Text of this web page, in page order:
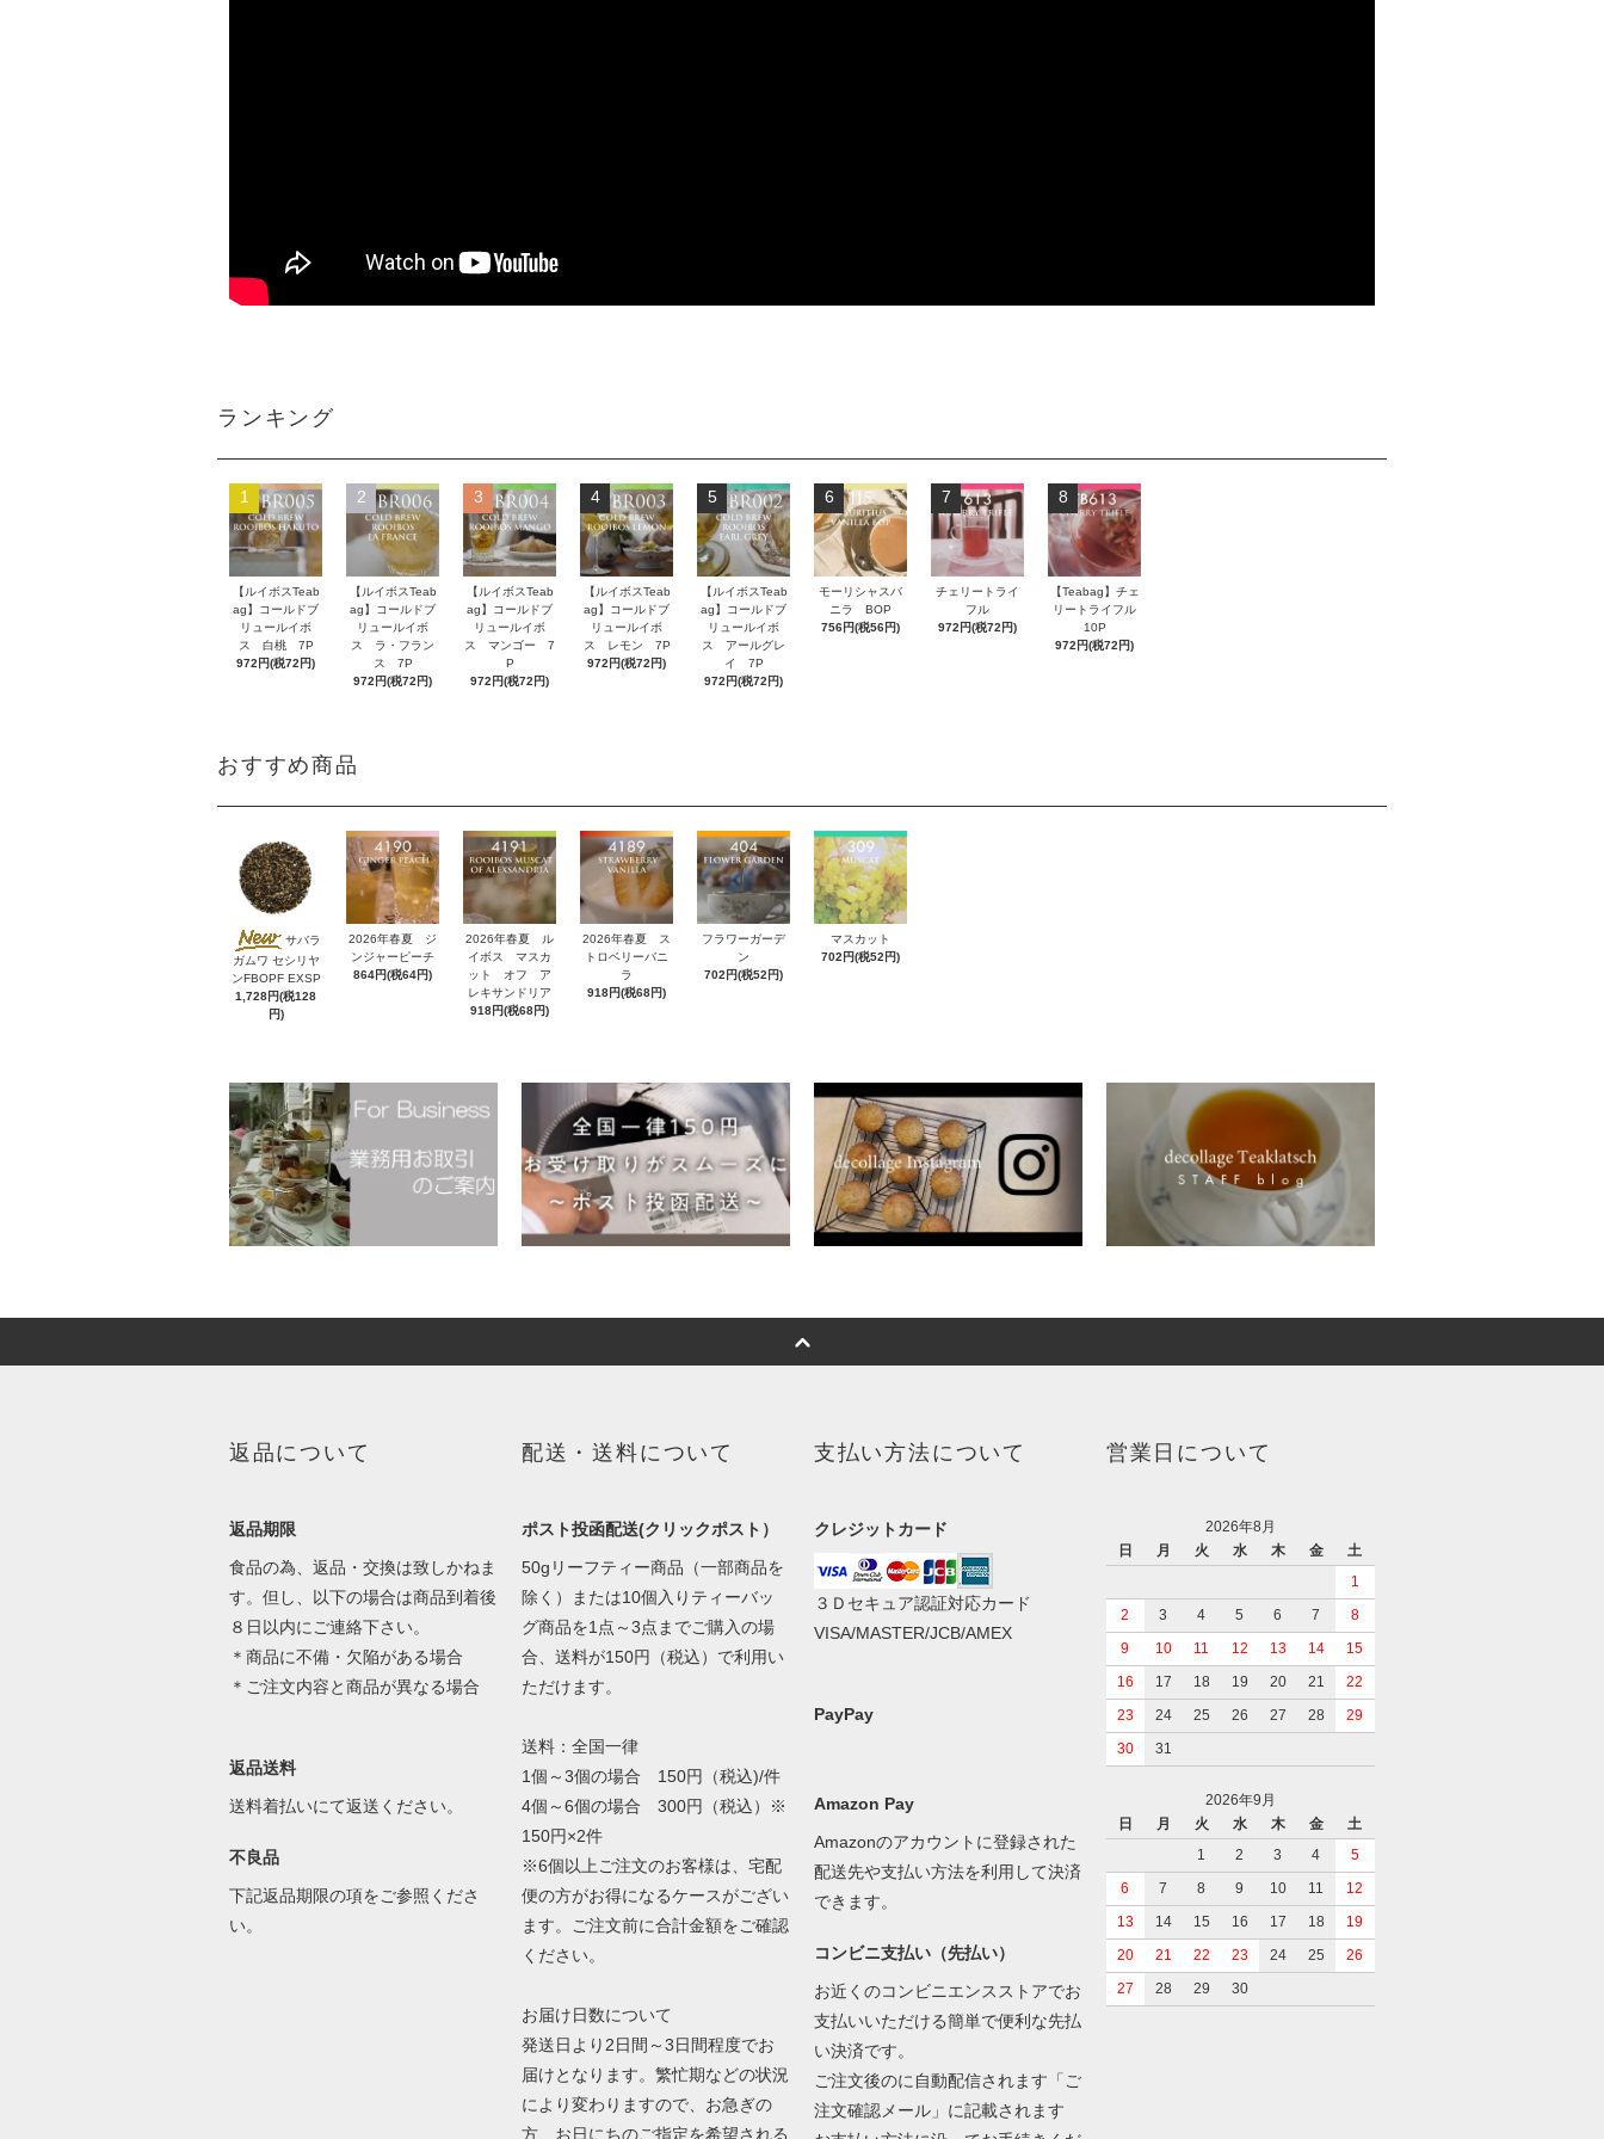
ランキング
1
【ルイボスTeab
ag】コールドブ
リュールイボ
ス 白桃 7P
972円(税72円)
2
【ルイボスTeab
ag】コールドブ
リュールイボ
ス ラ・フラン
ス 7P
972円(税72円)
3
【ルイボスTeab
ag】コールドブ
リュールイボ
ス マンゴー 7
P
972円(税72円)
4
【ルイボスTeab
ag】コールドブ
リュールイボ
ス レモン 7P
972円(税72円)
5
【ルイボスTeab
ag】コールドブ
リュールイボ
ス アールグレ
イ 7P
972円(税72円)
6
モーリシャスバ
ニラ BOP
756円(税56円)
7
チェリートライ
フル
972円(税72円)
8
【Teabag】チェ
リートライフル
10P
972円(税72円)
おすすめ商品
サバラ
ガムワ セシリヤ
ンFBOPF EXSP
1,728円(税128
円)
2026年春夏 ジ
ンジャーピーチ
864円(税64円)
2026年春夏 ル
イボス マスカ
ット オフ ア
レキサンドリア
918円(税68円)
2026年春夏 ス
トロベリーバニ
ラ
918円(税68円)
フラワーガーデ
ン
702円(税52円)
マスカット
702円(税52円)
返品について
返品期限
食品の為、返品・交換は致しかねま
す。但し、以下の場合は商品到着後
８日以内にご連絡下さい。
＊商品に不備・欠陥がある場合
＊ご注文内容と商品が異なる場合
返品送料
送料着払いにて返送ください。
不良品
下記返品期限の項をご参照くださ
い。
配送・送料について
ポスト投函配送(クリックポスト）
50gリーフティー商品（一部商品を
除く）または10個入りティーバッ
グ商品を1点～3点までご購入の場
合、送料が150円（税込）で利用い
ただけます。
送料：全国一律
1個～3個の場合 150円（税込)/件
4個～6個の場合 300円（税込）※
150円×2件
※6個以上ご注文のお客様は、宅配
便の方がお得になるケースがござい
ます。ご注文前に合計金額をご確認
ください。
お届け日数について
発送日より2日間～3日間程度でお
届けとなります。繁忙期などの状況
により変わりますので、お急ぎの
方、お日にちのご指定を希望される
支払い方法について
クレジットカード
３Ｄセキュア認証対応カード
VISA/MASTER/JCB/AMEX
PayPay
Amazon Pay
Amazonのアカウントに登録された
配送先や支払い方法を利用して決済
できます。
コンビニ支払い（先払い）
お近くのコンビニエンスストアでお
支払いいただける簡単で便利な先払
い決済です。
ご注文後のに自動配信されます「ご
注文確認メール」に記載されます
営業日について
2026年8月
日
月 火 水 木 金
土
1
2
3 4 5 6 7
8
9
10 11 12 13 14
15
16
17 18 19 20 21
22
23
24 25 26 27 28
29
30
31
2026年9月
日
月 火 水 木 金
土
1
2 3 4
5
6
7 8 9 10 11
12
13
14 15 16 17 18
19
20
21 22 23 24 25
26
27
28 29 30